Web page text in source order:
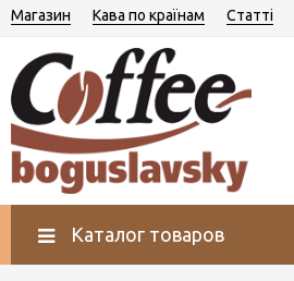
Магазин Кава по країнам Статті
Каталог товаров